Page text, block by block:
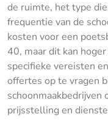
de ruimte, het type
frequentie van de
kosten voor een
40, maar dit kan
specifieke vereisten
offertes op te vragen
schoonmaakbedrijven
prijsstelling en